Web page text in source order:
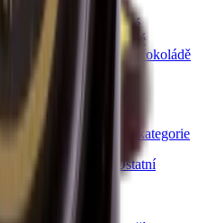
Ovoce v hořké
čokoládě
Ovoce v bílé
trubičky máčené v čokoládě
karamel
Čokolády bez
bez cukru
Další kategorie
Slaný karamel
Ostatní
kategorie